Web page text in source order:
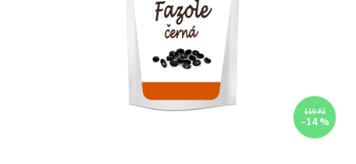
119 Kč
–14 %